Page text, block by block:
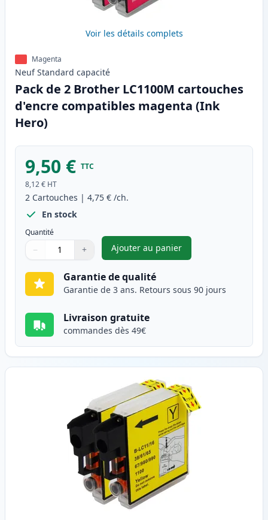
Voir les détails complets
Magenta
Neuf Standard capacité
Pack de 2 Brother LC1100M cartouches
d'encre compatibles magenta (Ink
Hero)
9,50 € TTC
8,12 € HT
2 Cartouches | 4,75 € /ch.
En stock
Quantité
Quantité
Utilisez les boutons pour ajuster
− +
Quantité
Ajouter au panier
,Pack de 2 Brother LC1100M
Garantie de qualité
Garantie de 3 ans. Retours sous 90 jours
Livraison gratuite
commandes dès 49€